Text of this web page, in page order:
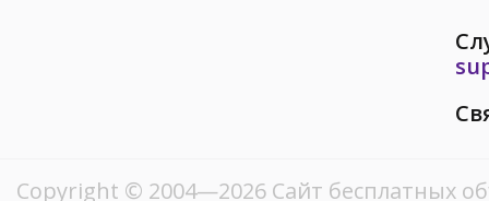
Copyright © 2004—2026 Сайт бесплатных